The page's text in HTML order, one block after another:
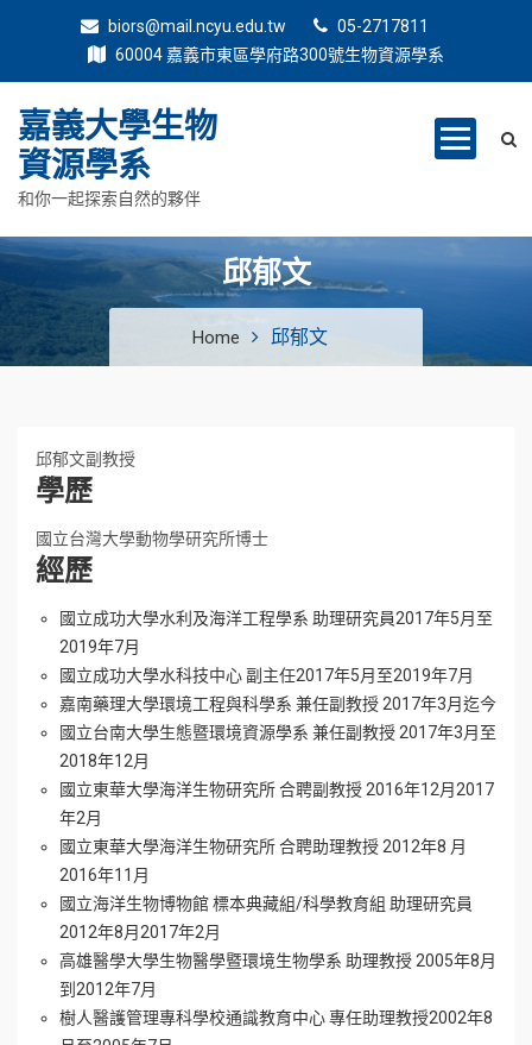
biors@mail.ncyu.edu.tw
05-2717811
60004 嘉義市東區學府路300號生物資源學系
嘉義大學生物
資源學系
和你一起探索自然的夥伴
邱郁文
Home 邱郁文
邱郁文副教授
學歷
國立台灣大學動物學研究所博士
經歷
國立成功大學水利及海洋工程學系 助理研究員2017年5月至
2019年7月
國立成功大學水科技中心 副主任2017年5月至2019年7月
嘉南藥理大學環境工程與科學系 兼任副教授 2017年3月迄今
國立台南大學生態暨環境資源學系 兼任副教授 2017年3月至
2018年12月
國立東華大學海洋生物研究所 合聘副教授 2016年12月2017
年2月
國立東華大學海洋生物研究所 合聘助理教授 2012年8 月
2016年11月
國立海洋生物博物館 標本典藏組/科學教育組 助理研究員
2012年8月2017年2月
高雄醫學大學生物醫學暨環境生物學系 助理教授 2005年8月
到2012年7月
樹人醫護管理專科學校通識教育中心 專任助理教授2002年8